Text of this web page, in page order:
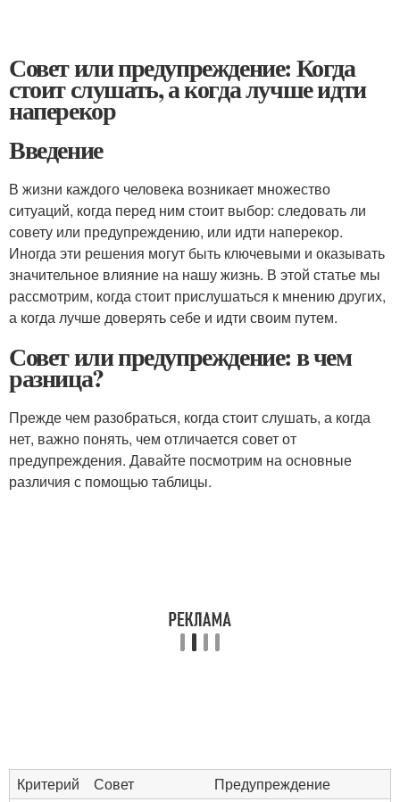
Совет или предупреждение: Когда
стоит слушать, а когда лучше идти
наперекор
Введение
В жизни каждого человека возникает множество
ситуаций, когда перед ним стоит выбор: следовать ли
совету или предупреждению, или идти наперекор.
Иногда эти решения могут быть ключевыми и оказывать
значительное влияние на нашу жизнь. В этой статье мы
рассмотрим, когда стоит прислушаться к мнению других,
а когда лучше доверять себе и идти своим путем.
Совет или предупреждение: в чем
разница?
Прежде чем разобраться, когда стоит слушать, а когда
нет, важно понять, чем отличается совет от
предупреждения. Давайте посмотрим на основные
различия с помощью таблицы.
Критерий Совет Предупреждение